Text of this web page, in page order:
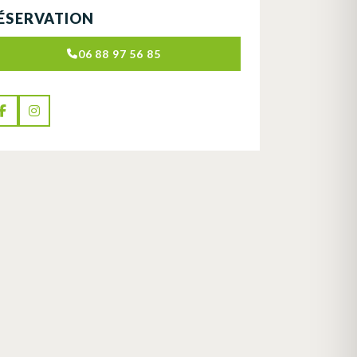
06 88 97 56 85